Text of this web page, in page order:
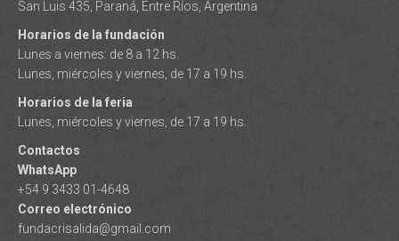
San Luis 435, Paraná, Entre Ríos, Argentina
Horarios de la fundación
Lunes a viernes: de 8 a 12 hs.
Lunes, miércoles y viernes, de 17 a 19 hs.
Horarios de la feria
Lunes, miércoles y viernes, de 17 a 19 hs.
Contactos
WhatsApp
+54 9 3433 01-4648
Correo electrónico
fundacrisalida@gmail.com